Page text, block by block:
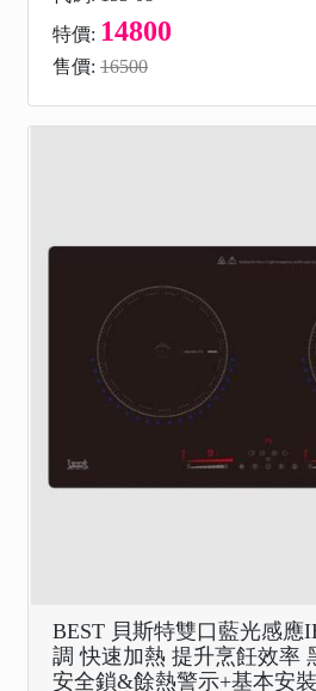
特價: 14800
售價: 16500
BEST 貝斯特雙口藍光感應
調 快速加熱 提升烹飪效率
安全鎖&餘熱警示+基本安裝